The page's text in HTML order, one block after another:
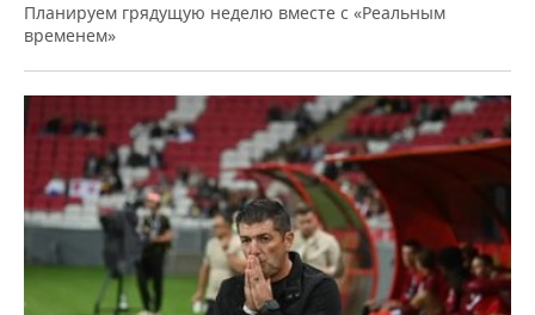
Планируем грядущую неделю вместе с «Реальным
временем»